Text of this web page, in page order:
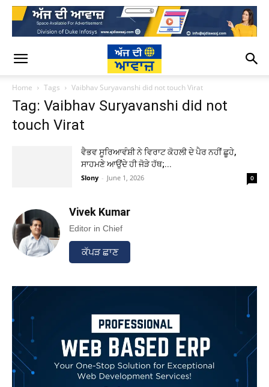
Home Tags Vaibhav Suryavanshi did not touch Virat
Tag: Vaibhav Suryavanshi did not
touch Virat
ਵੈਭਵ ਸੂਰਿਆਵੰਸ਼ੀ ਨੇ ਵਿਰਾਟ ਕੋਹਲੀ ਦੇ ਪੈਰ ਨਹੀਂ ਛੂਹੇ,
ਸਾਹਮਣੇ ਆਉਂਦੇ ਹੀ ਜੋੜੇ ਹੱਥ;...
Slony - June 1, 2026 0
Vivek Kumar
Editor in Chief
ਕੱਪੜ ਛਾਣ